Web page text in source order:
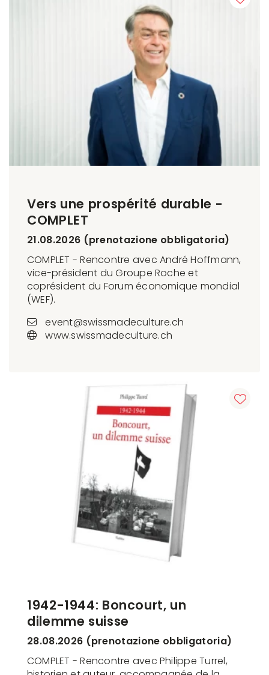
Vers une prospérité durable -
COMPLET
21.08.2026 (prenotazione obbligatoria)
COMPLET - Rencontre avec André Hoffmann,
vice-président du Groupe Roche et
coprésident du Forum économique mondial
(WEF).
event@swissmadeculture.ch
www.swissmadeculture.ch
1942-1944: Boncourt, un
dilemme suisse
28.08.2026 (prenotazione obbligatoria)
COMPLET - Rencontre avec Philippe Turrel,